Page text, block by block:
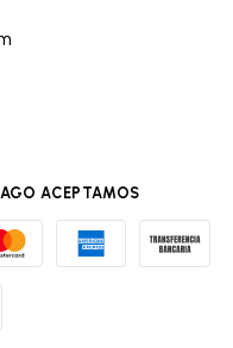
ACEPTAMOS